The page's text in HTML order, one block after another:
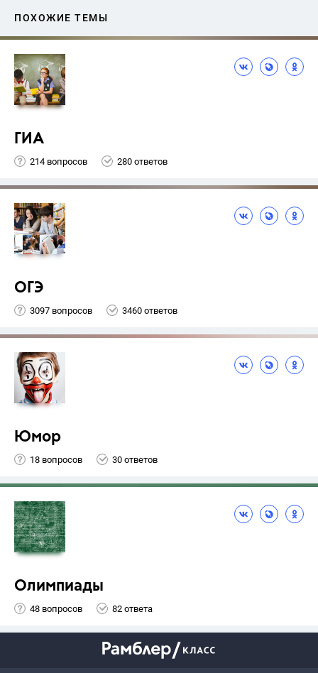
ПОХОЖИЕ ТЕМЫ
ГИА
214 вопросов 280 ответов
ОГЭ
3097 вопросов 3460 ответов
Юмор
18 вопросов 30 ответов
Олимпиады
48 вопросов 82 ответа